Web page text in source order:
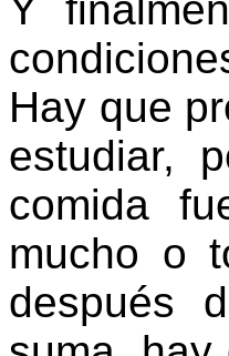
Hay que
estudiar,
comida
mucho o
después